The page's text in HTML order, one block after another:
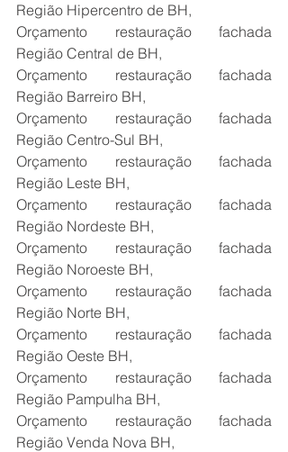
Região Hipercentro de BH,
Orçamento restauração fachada
Região Central de BH,
Orçamento restauração fachada
Região Barreiro BH,
Orçamento restauração fachada
Região Centro-Sul BH,
Orçamento restauração fachada
Região Leste BH,
Orçamento restauração fachada
Região Nordeste BH,
Orçamento restauração fachada
Região Noroeste BH,
Orçamento restauração fachada
Região Norte BH,
Orçamento restauração fachada
Região Oeste BH,
Orçamento restauração fachada
Região Pampulha BH,
Orçamento restauração fachada
Região Venda Nova BH,